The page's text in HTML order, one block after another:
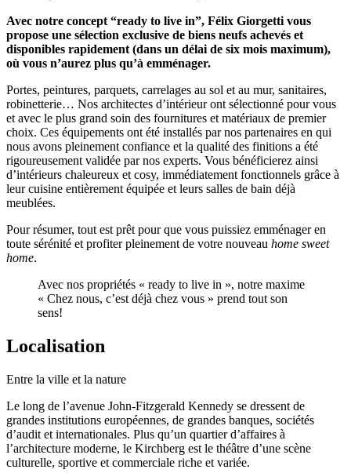
Avec notre concept “ready to live in”, Félix Giorgetti vous
propose une sélection exclusive de biens neufs achevés et
disponibles rapidement (dans un délai de six mois maximum),
où vous n’aurez plus qu’à emménager.
Portes, peintures, parquets, carrelages au sol et au mur, sanitaires,
robinetterie… Nos architectes d’intérieur ont sélectionné pour vous
et avec le plus grand soin des fournitures et matériaux de premier
choix. Ces équipements ont été installés par nos partenaires en qui
nous avons pleinement confiance et la qualité des finitions a été
rigoureusement validée par nos experts. Vous bénéficierez ainsi
d’intérieurs chaleureux et cosy, immédiatement fonctionnels grâce à
leur cuisine entièrement équipée et leurs salles de bain déjà
meublées.
Pour résumer, tout est prêt pour que vous puissiez emménager en
toute sérénité et profiter pleinement de votre nouveau home sweet
home.
Avec nos propriétés « ready to live in », notre maxime
« Chez nous, c’est déjà chez vous » prend tout son
sens!
Localisation
Entre la ville et la nature
Le long de l’avenue John-Fitzgerald Kennedy se dressent de
grandes institutions européennes, de grandes banques, sociétés
d’audit et internationales. Plus qu’un quartier d’affaires à
l’architecture moderne, le Kirchberg est le théâtre d’une scène
culturelle, sportive et commerciale riche et variée.